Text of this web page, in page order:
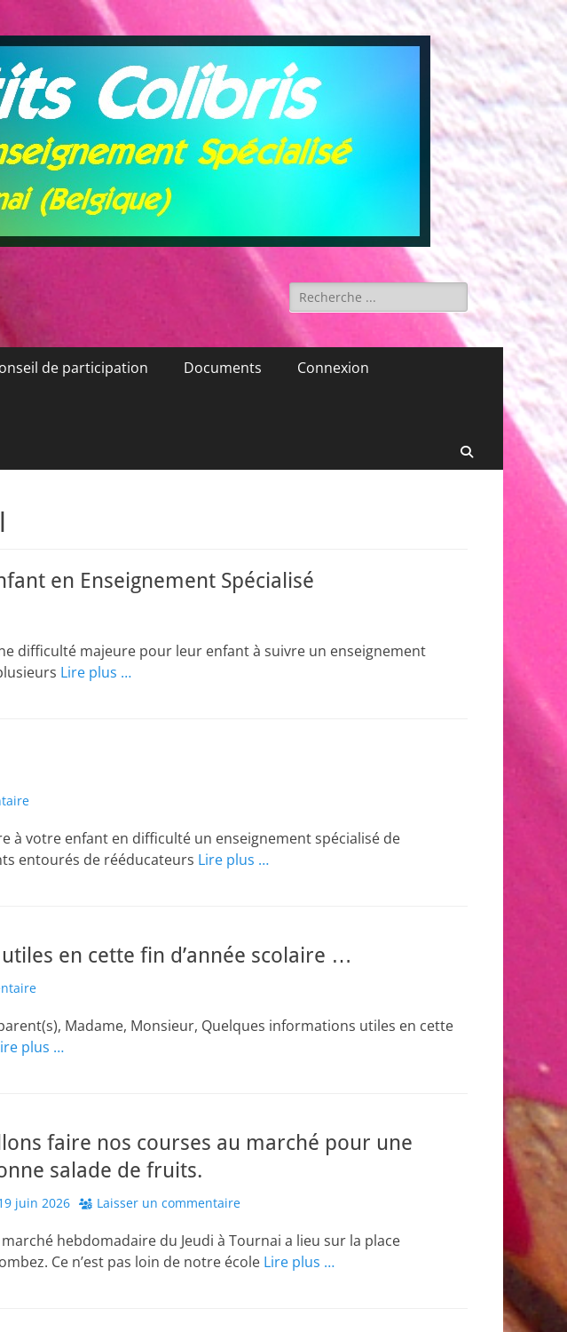
Rechercher :
de participation Documents Connexion
Recherche
en Enseignement Spécialisé
difficulté majeure pour leur enfant à suivre un enseignement
Lire plus …
à votre enfant en difficulté un enseignement spécialisé de
entourés de rééducateurs Lire plus …
en cette fin d’année scolaire …
Madame, Monsieur, Quelques informations utiles en cette
plus …
faire nos courses au marché pour une
salade de fruits.
juin 2026 Laisser un commentaire
marché hebdomadaire du Jeudi à Tournai a lieu sur la place
Ce n’est pas loin de notre école Lire plus …